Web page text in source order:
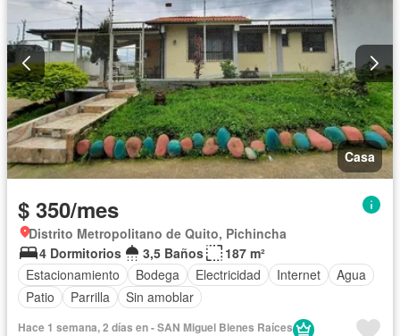
Casa
$ 350/mes
Distrito Metropolitano de Quito, Pichincha
4 Dormitorios
3,5 Baños
187 m²
Estacionamiento
Bodega Electricidad Internet
Agua
Patio
Parrilla Sin amoblar
Hace 1 semana, 2 días en - SAN Miguel Bienes Raíces